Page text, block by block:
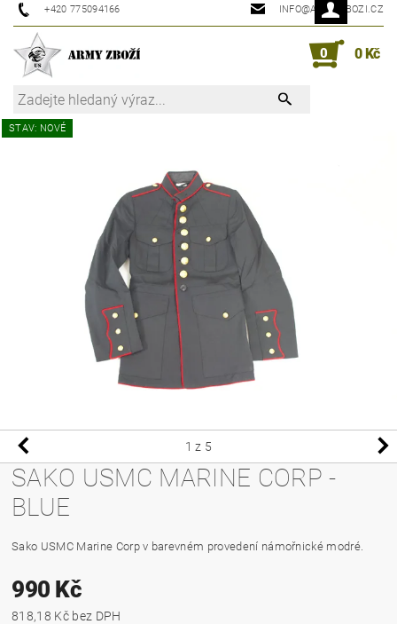
+420 775094166 INFO@ARMYZBOZI.CZ
0 0 Kč
STAV: NOVÉ
1 z 5
SAKO USMC MARINE CORP -
BLUE
Sako USMC Marine Corp v barevném provedení námořnické modré.
990 Kč
818,18 Kč bez DPH